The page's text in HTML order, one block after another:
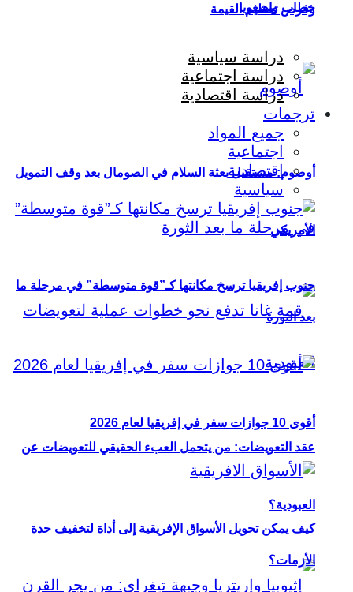
خطاب واهيغويا
أوصوم: مستقبل بعثة السلام في الصومال بعد وقف التمويل
الأمريكي
عقد التعويضات: من يتحمل العبء الحقيقي للتعويضات عن
العبودية؟
وفرص تعظيم القيمة
دراسة سياسية
دراسة اجتماعية
دراسة اقتصادية
ترجمات
جميع المواد
اجتماعية
اقتصادية
سياسية
جنوب إفريقيا ترسخ مكانتها كـ”قوة متوسطة” في مرحلة ما
بعد الثورة
أقوى 10 جوازات سفر في إفريقيا لعام 2026
كيف يمكن تحويل الأسواق الإفريقية إلى أداة لتخفيف حدة
الأزمات؟